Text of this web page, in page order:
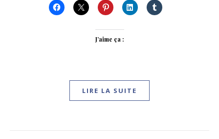
J’aime ça :
LIRE LA SUITE